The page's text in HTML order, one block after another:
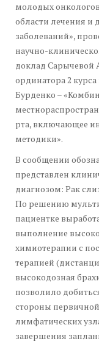
молодых
области лечения и
заболеваний»,
научно-
доклад Сарычевой
ординатора 2
Бурденко –
рта, включающее
методики».
В сообщении
представлен
диагнозом: Рак
По решению
пациентке
выполнение
химиотерапии с
терапией
высокодозная
позволило
стороны
лимфатических
завершения